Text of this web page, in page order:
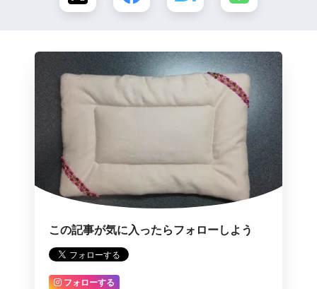
この記事が気に入ったらフォローしよう
フォローする